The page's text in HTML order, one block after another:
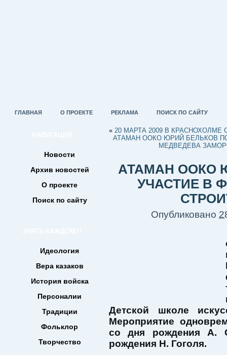
ГЛАВНАЯ О ПРОЕКТЕ РЕКЛАМА ПОИСК ПО САЙТУ
Новости
Архив новостей
О проекте
Поиск по сайту
Идеология
Вера казаков
История войска
Персоналии
Традиции
Фольклор
Творчество
« 20 МАРТА 2009 В
АТАМАН ООКО ЮРИЙ БЕЛЬКОВ
МЕДВЕДЕВА
АТАМАН ООКО
УЧАСТИЕ В
Опубликовано
Детской школе
Мероприятие
со дня рождения А.
рождения Н. Гоголя.